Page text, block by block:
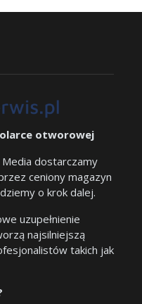
otworowej
dostarczamy
ceniony magazyn
o krok dalej.
uzupełnienie
najsilniejszą
takich jak